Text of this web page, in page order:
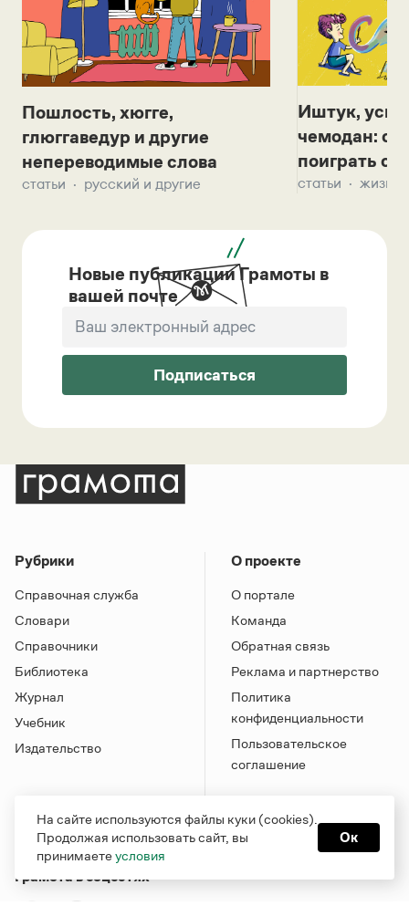
Пошлость, хюгге,
глюггаведур и другие
непереводимые слова
статьи русский и другие
Иштук,
чемодан:
поиграть с
статьи жизнь
Новые публикации Грамоты в
вашей почте
Подписаться
Рубрики
Справочная служба
Словари
Справочники
Библиотека
Журнал
Учебник
Издательство
О проекте
О портале
Команда
Обратная связь
Реклама и партнерство
Политика
конфиденциальности
Пользовательское
соглашение
Грамота в соцсетях
На сайте используются файлы куки (cookies).
Продолжая использовать сайт, вы
принимаетеусловия
Ок